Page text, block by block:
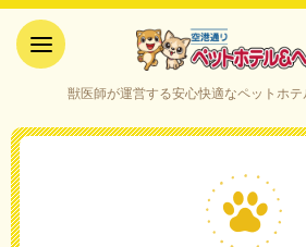
ケア｜山口県宇
獣医師が運営する安心快適なペットホ